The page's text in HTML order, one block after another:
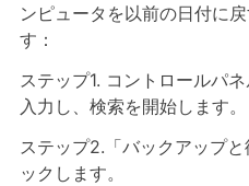
ンピュータを以前の日付に
す：
ステップ1. コントロールパ
入力し、検索を開始します。
ステップ2.「バックアップ
ックします。